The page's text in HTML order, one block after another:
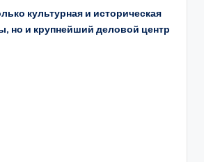
культурная и историческая
но и крупнейший деловой центр